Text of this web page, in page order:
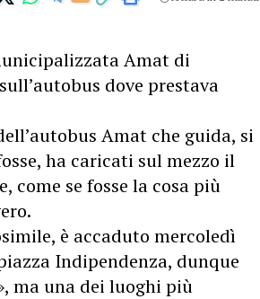
Amat di
dove prestava
Amat che guida, si
ha caricati sul mezzo il
come se fosse la cosa più
è accaduto mercoledì
Indipendenza, dunque
ma una dei luoghi più